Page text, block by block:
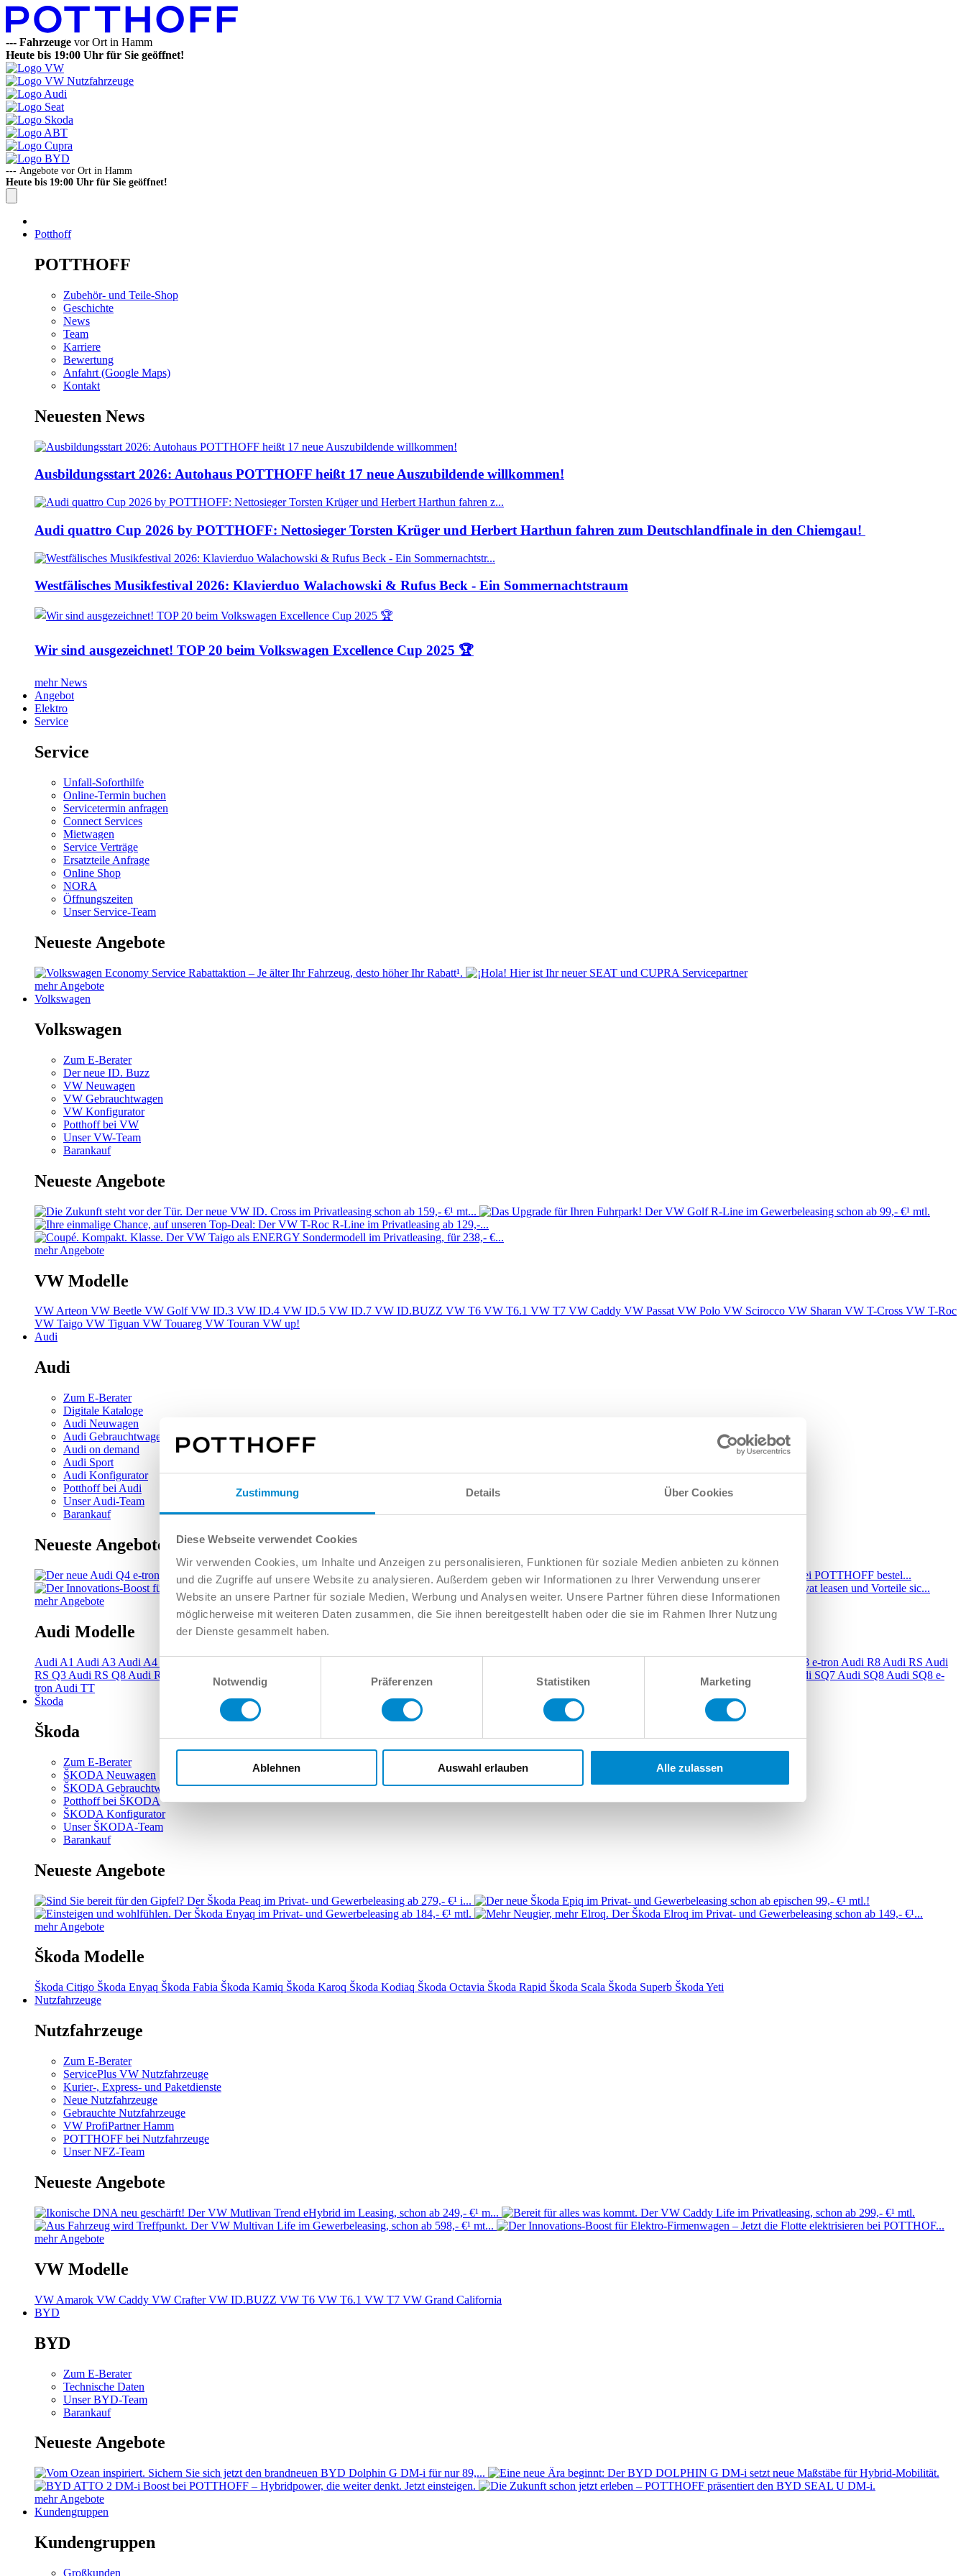
Zustimmung Details Über Cookies
Diese Webseite verwendet Cookies
Wir verwenden Cookies, um Inhalte und Anzeigen zu personalisieren, Funktionen für soziale Medien anbieten zu können
und die Zugriffe auf unsere Website zu analysieren. Außerdem geben wir Informationen zu Ihrer Verwendung unserer
Website an unsere Partner für soziale Medien, Werbung und Analysen weiter. Unsere Partner führen diese Informationen
möglicherweise mit weiteren Daten zusammen, die Sie ihnen bereitgestellt haben oder die sie im Rahmen Ihrer Nutzung
der Dienste gesammelt haben.
Einwilligungsauswahl
Notwendig
Präferenzen Statistiken Marketing
Ablehnen Auswahl erlauben Alle zulassen
--- Fahrzeuge vor Ort in Hamm
Heute bis 19:00 Uhr für Sie geöffnet!
--- Angebote vor Ort in Hamm
Heute bis 19:00 Uhr für Sie geöffnet!
Potthoff
POTTHOFF
Zubehör- und Teile-Shop
Geschichte
News
Team
Karriere
Bewertung
Anfahrt (Google Maps)
Kontakt
Neuesten News
Ausbildungsstart 2026: Autohaus POTTHOFF heißt 17 neue Auszubildende willkommen!
Audi quattro Cup 2026 by POTTHOFF: Nettosieger Torsten Krüger und Herbert Harthun fahren zum Deutschlandfinale in den Chiemgau!
Westfälisches Musikfestival 2026: Klavierduo Walachowski & Rufus Beck - Ein Sommernachtstraum
Wir sind ausgezeichnet! TOP 20 beim Volkswagen Excellence Cup 2025 🏆
mehr News
Angebot
Elektro
Service
Service
Unfall-Soforthilfe
Online-Termin buchen
Servicetermin anfragen
Connect Services
Mietwagen
Service Verträge
Ersatzteile Anfrage
Online Shop
NORA
Öffnungszeiten
Unser Service-Team
Neueste Angebote
mehr Angebote
Volkswagen
Volkswagen
Zum E-Berater
Der neue ID. Buzz
VW Neuwagen
VW Gebrauchtwagen
VW Konfigurator
Potthoff bei VW
Unser VW-Team
Barankauf
Neueste Angebote
mehr Angebote
VW Modelle
VW Arteon VW Beetle VW GolfVW ID.3 VW ID.4 VW ID.5 VW ID.7 VW ID.BUZZ VW T6 VW T6.1 VW T7 VW Caddy VW PassatVW Polo VW Scirocco VW Sharan VW T-Cross VW T-Roc
VW Taigo VW Tiguan VW Touareg VW Touran VW up!
Audi
Audi
Zum E-Berater
Digitale Kataloge
Audi Neuwagen
Audi Gebrauchtwagen
Audi on demand
Audi Sport
Audi Konfigurator
Potthoff bei Audi
Unser Audi-Team
Barankauf
Neueste Angebote
mehr Angebote
Audi Modelle
Audi A1 Audi A3 Audi A4 Audi Q8 e-tron Audi R8 Audi RS Audi
RS Q3 Audi RS Q8 Audi RS3 Audi RS4 Audi RS5 Audi S1 Audi S5 Audi S6 Audi SQ2 Audi SQ7 Audi SQ8 Audi SQ8 e-
tron Audi TT
Škoda
Škoda
Zum E-Berater
ŠKODA Neuwagen
ŠKODA Gebrauchtwagen
Potthoff bei ŠKODA
ŠKODA Konfigurator
Unser ŠKODA-Team
Barankauf
Neueste Angebote
mehr Angebote
Škoda Modelle
Škoda Citigo Škoda Enyaq Škoda Fabia Škoda Kamiq Škoda Karoq Škoda Kodiaq Škoda Octavia Škoda Rapid Škoda Scala Škoda Superb Škoda Yeti
Nutzfahrzeuge
Nutzfahrzeuge
Zum E-Berater
ServicePlus VW Nutzfahrzeuge
Kurier-, Express- und Paketdienste
Neue Nutzfahrzeuge
Gebrauchte Nutzfahrzeuge
VW ProfiPartner Hamm
POTTHOFF bei Nutzfahrzeuge
Unser NFZ-Team
Neueste Angebote
mehr Angebote
VW Modelle
VW Amarok VW Caddy VW CrafterVW ID.BUZZ VW T6 VW T6.1 VW T7 VW Grand California
BYD
BYD
Zum E-Berater
Technische Daten
Unser BYD-Team
Barankauf
Neueste Angebote
mehr Angebote
Kundengruppen
Kundengruppen
Großkunden